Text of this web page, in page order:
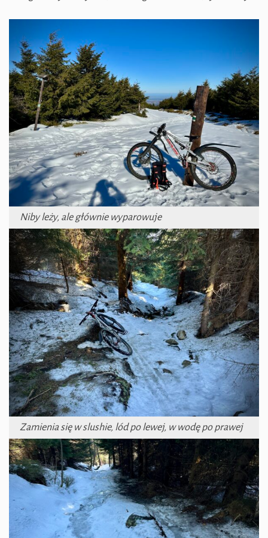
Niby leży, ale głównie wyparowuje
Zamienia się w slushie, lód po lewej, w wodę po prawej